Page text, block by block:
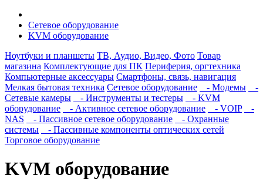
Сетевое оборудование
KVM оборудование
Ноутбуки и планшеты ТВ, Аудио, Видео, Фото Товар
магазина Комплектующие для ПК Периферия, оргтехника
Компьютерные аксессуары Смартфоны, связь, навигация
Мелкая бытовая техника Сетевое оборудование - Модемы
-
Сетевые камеры
- Инструменты и тестеры
- KVM
оборудование
- Активное сетевое оборудование - VOIP
-
NAS
- Пассивное сетевое оборудование
- Охранные
системы
- Пассивные компоненты оптических сетей
Торговое оборудование
KVM оборудование